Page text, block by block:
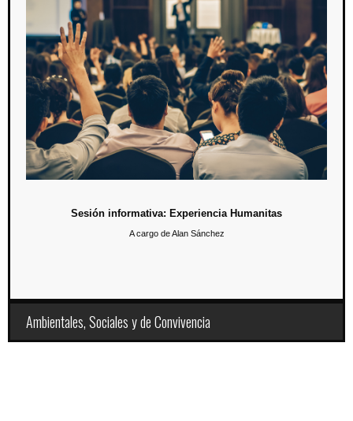
4 de mayo / 11:30 hrs.
19 de junio / 16:30 hrs.
Los aspirantes podrán conocer algunos de nuestros programas
académicos, los beneficios que brinda la Universidad y el perfil de
nuestros docentes, mediante una clase muestra y un recorrido por el
campus. Esta misma actividad se realizó el pasado 26 de abril.
Sesión informativa: Experiencia Humanitas
A cargo de Alan Sánchez
Ambientales, Sociales y de Convivencia